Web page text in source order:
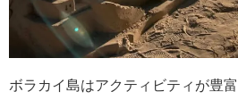
ボラカイ島はアクティビティが豊